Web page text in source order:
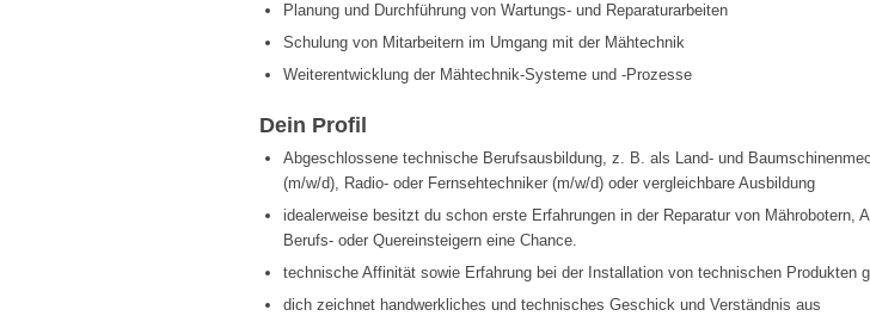
Planung und Durchführung von Wartungs- und Reparaturarbeiten
Schulung von Mitarbeitern im Umgang mit der Mähtechnik
Weiterentwicklung der Mähtechnik-Systeme und -Prozesse
Dein Profil
Abgeschlossene technische Berufsausbildung, z. B. als Land- und
(m/w/d), Radio- oder Fernsehtechniker (m/w/d) oder vergleichbare Ausbildung
idealerweise besitzt du schon erste Erfahrungen in der Reparatur von Mährobotern,
Berufs- oder Quereinsteigern eine Chance.
technische Affinität sowie Erfahrung bei der Installation von technischen Produkten
dich zeichnet handwerkliches und technisches Geschick und Verständnis aus